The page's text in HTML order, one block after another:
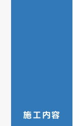
施工内容